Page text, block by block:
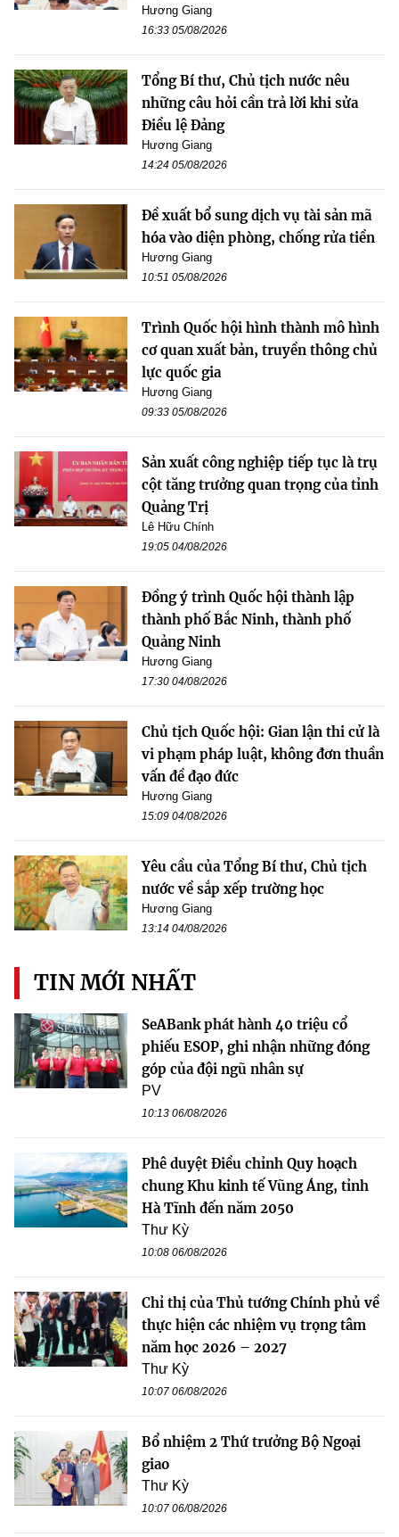
Hương Giang
16:33 05/08/2026
Tổng Bí thư, Chủ tịch nước nêu
những câu hỏi cần trả lời khi sửa
Điều lệ Đảng
Hương Giang
14:24 05/08/2026
Đề xuất bổ sung dịch vụ tài sản mã
hóa vào diện phòng, chống rửa tiền
Hương Giang
10:51 05/08/2026
Trình Quốc hội hình thành mô hình
cơ quan xuất bản, truyền thông chủ
lực quốc gia
Hương Giang
09:33 05/08/2026
Sản xuất công nghiệp tiếp tục là trụ
cột tăng trưởng quan trọng của tỉnh
Quảng Trị
Lê Hữu Chính
19:05 04/08/2026
Đồng ý trình Quốc hội thành lập
thành phố Bắc Ninh, thành phố
Quảng Ninh
Hương Giang
17:30 04/08/2026
Chủ tịch Quốc hội: Gian lận thi cử là
vi phạm pháp luật, không đơn thuần
vấn đề đạo đức
Hương Giang
15:09 04/08/2026
Yêu cầu của Tổng Bí thư, Chủ tịch
nước về sắp xếp trường học
Hương Giang
13:14 04/08/2026
TIN MỚI NHẤT
SeABank phát hành 40 triệu cổ
phiếu ESOP, ghi nhận những đóng
góp của đội ngũ nhân sự
PV
10:13 06/08/2026
Phê duyệt Điều chỉnh Quy hoạch
chung Khu kinh tế Vũng Áng, tỉnh
Hà Tĩnh đến năm 2050
Thư Kỳ
10:08 06/08/2026
Chỉ thị của Thủ tướng Chính phủ về
thực hiện các nhiệm vụ trọng tâm
năm học 2026 – 2027
Thư Kỳ
10:07 06/08/2026
Bổ nhiệm 2 Thứ trưởng Bộ Ngoại
giao
Thư Kỳ
10:07 06/08/2026